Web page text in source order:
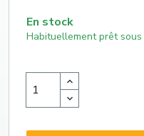
En stock
Habituellement prêt sous